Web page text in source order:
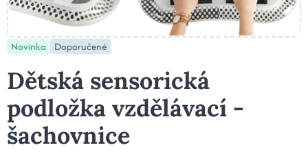
Novinka Doporučené
Dětská sensorická
podložka vzdělávací -
šachovnice